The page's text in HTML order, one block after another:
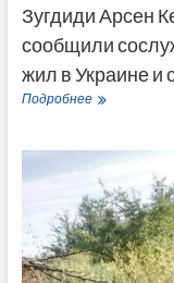
Зугдиди Арсен
сообщили
жил в Украине и
ПодробнееС
Украине
погибли
уже
четверо
грузинских
бойцов